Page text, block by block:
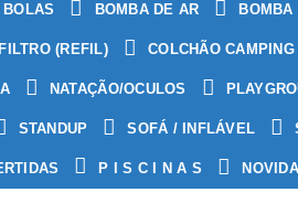
BOLAS BOMBA DE AR BOMBA
(REFIL) COLCHÃO
NATAÇÃO/OCULOS
STANDUP SOFÁ / INFLÁVEL
P I S C I N A S